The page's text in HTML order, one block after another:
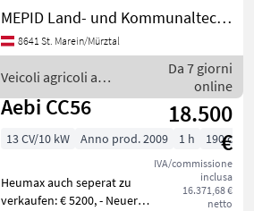
folgender Ausstattung: -
Briggs & Stratton Vanguard
Benzinmotor - 10,
Regler, Reversierstarter
MEPID Land- und Kommunaltechnik GmbH
8641 St. Marein/Mürztal
Veicoli agricoli a
motore / Aebi
Da 7 giorni
online
Aebi CC56
18.500
€
IVA/commissione
inclusa
16.371,68 €
netto
13 CV/10 kW Anno prod. 2009 1 h 190 cm
Heumax auch seperat zu
verkaufen: € 5200, - Neuer